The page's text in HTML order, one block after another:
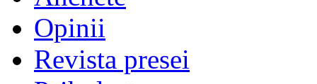
Opinii
Revista presei